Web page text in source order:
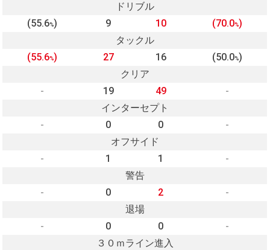
ドリブル
(55.6%) 9 10 (70.0%)
タックル
(55.6%) 27 16 (50.0%)
クリア
-
19 49
-
インターセプト
-
0 0
-
オフサイド
-
1 1
-
警告
-
0 2
-
退場
-
0 0
-
３０ｍライン進入